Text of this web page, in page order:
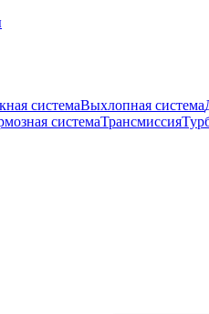
системаВыхлопная система
системаТрансмиссия